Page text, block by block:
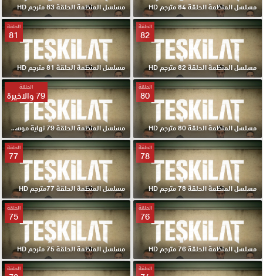
مسلسل المنظمة الحلقة 84 مترجم HD مسلسل المنظمة الحلقة 83 مترجم HD
الحلقة
82
مسلسل المنظمة الحلقة 82 مترجم HD
الحلقة
81
مسلسل المنظمة الحلقة 81 مترجم HD
الحلقة
80
مسلسل المنظمة الحلقة 80 مترجم HD
الحلقة
79 والاخيرة
مسلسل المنظمة الحلقة 79 نهاية موسم مترجم HD
الحلقة
78
مسلسل المنظمة الحلقة 78 مترجم HD
الحلقة
77
مسلسل المنظمة الحلقة 77مترجم HD
الحلقة
76
مسلسل المنظمة الحلقة 76 مترجم HD
الحلقة
75
مسلسل المنظمة الحلقة 75 مترجم HD
الحلقة الحلقة